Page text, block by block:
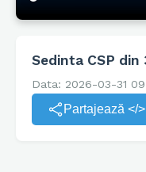
Sedinta CSP din
Data: 2026-03-31
Partajează </>